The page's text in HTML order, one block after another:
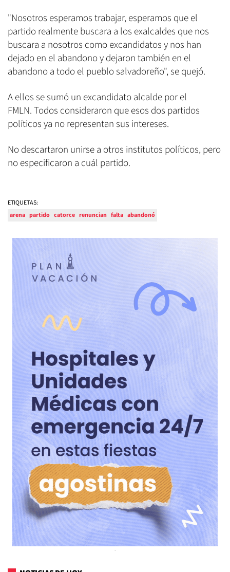
"Nosotros esperamos trabajar, esperamos que el
partido realmente buscara a los exalcaldes que nos
buscara a nosotros como excandidatos y nos han
dejado en el abandono y dejaron también en el
abandono a todo el pueblo salvadoreño", se quejó.
A ellos se sumó un excandidato alcalde por el
FMLN. Todos consideraron que esos dos partidos
políticos ya no representan sus intereses.
No descartaron unirse a otros institutos políticos, pero
no especificaron a cuál partido.
ETIQUETAS:
arena partido catorce renuncian falta abandonó